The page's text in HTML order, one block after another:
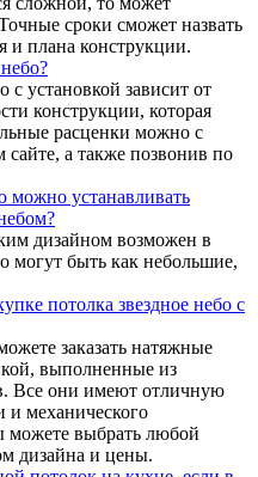
сроки сможет назвать
и плана конструкции.
с установкой зависит от
конструкции, которая
расценки можно с
а также позвонив по
устанавливать
дизайном возможен в
могут быть как небольшие,
потолка звездное небо с
заказать натяжные
выполненные из
Все они имеют отличную
и механического
можете выбрать любой
дизайна и цены.